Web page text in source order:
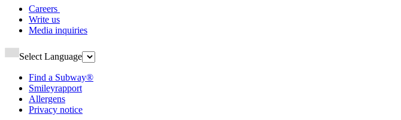
Careers ​​​​‌ ‍ ​‍​‍‌‍ ‌ ​‍‌‍‍‌‌‍‌ ‌‍‍‌‌‍ ‍​‍​‍​ ‍‍​‍​‍‌ ​ ‌‍​‌‌‍ ‍‌‍‍‌‌ ‌​‌ ‍‌​‍ ‍‌‍‍‌‌‍ ​‍​‍​‍ ​​‍​‍‌‍‍​‌ ​‍‌‍‌‌‌‍‌‍​‍​‍​ ‍‍​‍​‍‌‍‍​‌ ‌​‌ ‌​‌ ​​‌ ​ ​ ‍‍​‍ ​‍ ‌‍ ‍‌‍ ‌ ​‍‌‍‌​‌‍‍‌‌‍​ ​‍ ‌‌‍​‍‌‍‍‌‌ ‌​‌‍‌‌‌ ​ ​‍ ‌‌‍‌ ‌ ​‍‌‍ ‌ ‌‌‌ ​​​‍ ‌‌ ​ ‌ ‌​‌ ‌‌‌‍‌​‌‍‍‌‌‍ ​‍ ‍‌ ‌‍‌‍‌‌‌ ​‍‌‍​ ‌‍‌‌‌‍ ​​‍ ‍‌‍​‌‌ ​​‌ ​​​‍ ‌‍‍‌‌‍ ‍‌ ‌​‌‍‌‌‌‍ ‍‌ ‌​​‍ ‌‍‌‌‌‍‌​‌‍‍‌‌ ‌​​‍ ‌‍ ‌‌‍ ‌‍‌​‌‍‌‌​ ‌‌ ​​‌ ​‍‌‍‌‌‌ ​ ‌‍‌‌‌‍ ‍‌ ‌​‌‍​‌‌ ‌​‌‍‍‌‌‍ ‌‍ ‍​ ‍ ‌‍‍‌‌‍‌​​ ‌‌‍‌​​ ‍​​ ​​‌‍‌​​ ​‌‌‍‌‍‌‍​‌​ ‌ ​‍ ‌‌‍​‌​ ​‍​ ‍​​ ‍‌​‍ ‌​ ‌​‌‍‌‌​ ​ ​ ​‌​‍ ‌‌‍​‍​ ​‌‌‍‌​​ ‌‍​‍ ‌​ ‌‍​ ‌​​ ‌‍​ ​‍​ ‌‍​ ‌‌​ ‍​​ ‌ ​ ‌‌​ ​‍​ ‌‍​ ‌‌​ ‍ ‌ ‌​‌ ‍‌‌ ​​‌‍‌‌​ ‌‌ ‌ ‌‍‌‌‌‍​‍‌ ​ ‌‍‍‌‌ ‌​‌‍‌‌‌​ ‍‌‍​‌‌ ‌‍‌‍‍‌‌‍‌ ‌‍​‌‌ ‌​‌‍‍‌‌‍ ‌‍ ‍‌​‍‌‌ ‌​‌‍‌‌‌‍ ‌​ ‍ ‌ ​​‌‍​‌‌ ‌​‌‍‍​​ ‌‌‍ ​‌‍​‌‌‍​‍‌‍‌‌‌‍ ​​‍‌‌​ ‌‌‌​​‍‌‌ ‌‍‍ ‌‍‌‌‌ ‍‌​‍‌‌​ ​ ‌​‌​​‍‌‌​ ​ ‌​‌​​‍‌‌​ ​‍​ ​‍‌‍‌‌‌‍ ‍​‍‌‌​ ​‍​ ​‍​‍‌‌​ ‌‌‌​‌​​‍ ‍‌ ‌‍‌‍​‌‌‍ ​‌ ‌‌‌‍‌‌​ ‌‍​‍‌‍​‌‌ ​ ‌‍‌‌‌‌‌‌‌ ​‍‌‍ ​​ ‌‌‍‍​‌ ‌​‌ ‌​‌ ​​‌ ​ ​‍‌‌​ ​ ‌​​‌​‍‌‌​ ​‍‌​‌‍​‍‌‌​ ​‍‌​‌‍‌‍ ‍‌‍ ‌ ​‍‌‍‌​‌‍‍‌‌‍​ ​‍ ‌‌‍​‍‌‍‍‌‌ ‌​‌‍‌‌‌ ​ ​‍ ‌‌‍‌ ‌ ​‍‌‍ ‌ ‌‌‌ ​​​‍ ‌‌ ​ ‌ ‌​‌ ‌‌‌‍‌​‌‍‍‌‌‍ ​‍ ‍‌ ‌‍‌‍‌‌‌ ​‍‌‍​ ‌‍‌‌‌‍ ​​‍ ‍‌‍​‌‌ ​​‌ ​​​‍‌‍‌‍‍‌‌‍‌​​ ‌‌‍‌​​ ‍​​ ​​‌‍‌​​ ​‌‌‍‌‍‌‍​‌​ ‌ ​‍ ‌‌‍​‌​ ​‍​ ‍​​ ‍‌​‍ ‌​ ‌​‌‍‌‌​ ​ ​ ​‌​‍ ‌‌‍​‍​ ​‌‌‍‌​​ ‌‍​‍ ‌​ ‌‍​ ‌​​ ‌‍​ ​‍​ ‌‍​ ‌‌​ ‍​​ ‌ ​ ‌‌​ ​‍​ ‌‍​ ‌‌​‍‌‍‌ ‌​‌ ‍‌‌ ​​‌‍‌‌​ ‌‌ ‌ ‌‍‌‌‌‍​‍‌ ​ ‌‍‍‌‌ ‌​‌‍‌‌‌​ ‍‌‍​‌‌ ‌‍‌‍‍‌‌‍‌ ‌‍​‌‌ ‌​‌‍‍‌‌‍ ‌‍ ‍‌​‍‌‌ ‌​‌‍‌‌‌‍ ‌​‍‌‍‌ ​​‌‍​‌‌ ‌​‌‍‍​​ ‌‌‍ ​‌‍​‌‌‍​‍‌‍‌‌‌‍ ​​‍‌‌​ ‌‌‌​​‍‌‌ ‌‍‍ ‌‍‌‌‌ ‍‌​‍‌‌​ ​ ‌​‌​​‍‌‌​ ​ ‌​‌​​‍‌‌​ ​‍​ ​‍‌‍‌‌‌‍ ‍​‍‌‌​ ​‍​ ​‍​‍‌‌​ ‌‌‌​‌​​‍ ‍‌ ‌‍‌‍​‌‌‍ ​‌ ‌‌‌‍‌‌​‍‌‍‌ ​​‌‍‌‌‌ ​‍‌ ​ ‌ ​​‌‍‌‌‌‍​ ‌ ‌​‌‍‍‌‌ ‌‍‌‍‌‌​ ‌‌ ​​‌ ‌‌‌‍​‍‌‍ ​‌‍‍‌‌ ​ ‌‍‍​‌‍‌‌‌‍‌​​‍​‍‌ ‌
Write us​​​​‌ ‍ ​‍​‍‌‍ ‌ ​‍‌‍‍‌‌‍‌ ‌‍‍‌‌‍ ‍​‍​‍​ ‍‍​‍​‍‌ ​ ‌‍​‌‌‍ ‍‌‍‍‌‌ ‌​‌ ‍‌​‍ ‍‌‍‍‌‌‍ ​‍​‍​‍ ​​‍​‍‌‍‍​‌ ​‍‌‍‌‌‌‍‌‍​‍​‍​ ‍‍​‍​‍‌‍‍​‌ ‌​‌ ‌​‌ ​​‌ ​ ​ ‍‍​‍ ​‍ ‌‍ ‍‌‍ ‌ ​‍‌‍‌​‌‍‍‌‌‍​ ​‍ ‌‌‍​‍‌‍‍‌‌ ‌​‌‍‌‌‌ ​ ​‍ ‌‌‍‌ ‌ ​‍‌‍ ‌ ‌‌‌ ​​​‍ ‌‌ ​ ‌ ‌​‌ ‌‌‌‍‌​‌‍‍‌‌‍ ​‍ ‍‌ ‌‍‌‍‌‌‌ ​‍‌‍​ ‌‍‌‌‌‍ ​​‍ ‍‌‍​‌‌ ​​‌ ​​​‍ ‌‍‍‌‌‍ ‍‌ ‌​‌‍‌‌‌‍ ‍‌ ‌​​‍ ‌‍‌‌‌‍‌​‌‍‍‌‌ ‌​​‍ ‌‍ ‌‌‍ ‌‍‌​‌‍‌‌​ ‌‌ ​​‌ ​‍‌‍‌‌‌ ​ ‌‍‌‌‌‍ ‍‌ ‌​‌‍​‌‌ ‌​‌‍‍‌‌‍ ‌‍ ‍​ ‍ ‌‍‍‌‌‍‌​​ ‌‌‍​‍​ ‌ ​ ​‍‌‍‌‍​ ​​‌‍​‌​ ​‍​ ‌‍​‍ ‌​ ​​‌‍​ ​ ‌ ​ ​‍​‍ ‌​ ‌​‌‍‌​​ ‌ ​ ‌‍​‍ ‌‌‍​‍​ ‌​​ ‌ ‌‍‌‌​‍ ‌​ ​ ​ ‍‌‌‍​‌‌‍‌‍‌‍​‌​ ​‍​ ​‍‌‍​ ‌‍‌‍‌‍‌‍​ ‌‍​ ​‌​ ‍ ‌ ‌​‌ ‍‌‌ ​​‌‍‌‌​ ‌‌ ‌ ‌‍‌‌‌‍​‍‌ ​ ‌‍‍‌‌ ‌​‌‍‌‌‌​ ‍‌‍​‌‌ ‌‍‌‍‍‌‌‍‌ ‌‍​‌‌ ‌​‌‍‍‌‌‍ ‌‍ ‍‌​‍‌‌ ‌​‌‍‌‌‌‍ ‌​ ‍ ‌ ​​‌‍​‌‌ ‌​‌‍‍​​ ‌‌‍ ​‌‍​‌‌‍​‍‌‍‌‌‌‍ ​​‍‌‌​ ‌‌‌​​‍‌‌ ‌‍‍ ‌‍‌‌‌ ‍‌​‍‌‌​ ​ ‌​‌​​‍‌‌​ ​ ‌​‌​​‍‌‌​ ​‍​ ​‍‌‍‌‌‌‍ ‍​‍‌‌​ ​‍​ ​‍​‍‌‌​ ‌‌‌​‌​​‍ ‍‌ ‌‍‌‍​‌‌‍ ​‌ ‌‌‌‍‌‌​ ‌‍​‍‌‍​‌‌ ​ ‌‍‌‌‌‌‌‌‌ ​‍‌‍ ​​ ‌‌‍‍​‌ ‌​‌ ‌​‌ ​​‌ ​ ​‍‌‌​ ​ ‌​​‌​‍‌‌​ ​‍‌​‌‍​‍‌‌​ ​‍‌​‌‍‌‍ ‍‌‍ ‌ ​‍‌‍‌​‌‍‍‌‌‍​ ​‍ ‌‌‍​‍‌‍‍‌‌ ‌​‌‍‌‌‌ ​ ​‍ ‌‌‍‌ ‌ ​‍‌‍ ‌ ‌‌‌ ​​​‍ ‌‌ ​ ‌ ‌​‌ ‌‌‌‍‌​‌‍‍‌‌‍ ​‍ ‍‌ ‌‍‌‍‌‌‌ ​‍‌‍​ ‌‍‌‌‌‍ ​​‍ ‍‌‍​‌‌ ​​‌ ​​​‍‌‍‌‍‍‌‌‍‌​​ ‌‌‍​‍​ ‌ ​ ​‍‌‍‌‍​ ​​‌‍​‌​ ​‍​ ‌‍​‍ ‌​ ​​‌‍​ ​ ‌ ​ ​‍​‍ ‌​ ‌​‌‍‌​​ ‌ ​ ‌‍​‍ ‌‌‍​‍​ ‌​​ ‌ ‌‍‌‌​‍ ‌​ ​ ​ ‍‌‌‍​‌‌‍‌‍‌‍​‌​ ​‍​ ​‍‌‍​ ‌‍‌‍‌‍‌‍​ ‌‍​ ​‌​‍‌‍‌ ‌​‌ ‍‌‌ ​​‌‍‌‌​ ‌‌ ‌ ‌‍‌‌‌‍​‍‌ ​ ‌‍‍‌‌ ‌​‌‍‌‌‌​ ‍‌‍​‌‌ ‌‍‌‍‍‌‌‍‌ ‌‍​‌‌ ‌​‌‍‍‌‌‍ ‌‍ ‍‌​‍‌‌ ‌​‌‍‌‌‌‍ ‌​‍‌‍‌ ​​‌‍​‌‌ ‌​‌‍‍​​ ‌‌‍ ​‌‍​‌‌‍​‍‌‍‌‌‌‍ ​​‍‌‌​ ‌‌‌​​‍‌‌ ‌‍‍ ‌‍‌‌‌ ‍‌​‍‌‌​ ​ ‌​‌​​‍‌‌​ ​ ‌​‌​​‍‌‌​ ​‍​ ​‍‌‍‌‌‌‍ ‍​‍‌‌​ ​‍​ ​‍​‍‌‌​ ‌‌‌​‌​​‍ ‍‌ ‌‍‌‍​‌‌‍ ​‌ ‌‌‌‍‌‌​‍‌‍‌ ​​‌‍‌‌‌ ​‍‌ ​ ‌ ​​‌‍‌‌‌‍​ ‌ ‌​‌‍‍‌‌ ‌‍‌‍‌‌​ ‌‌ ​​‌ ‌‌‌‍​‍‌‍ ​‌‍‍‌‌ ​ ‌‍‍​‌‍‌‌‌‍‌​​‍​‍‌ ‌
Media inquiries​​​​‌ ‍ ​‍​‍‌‍ ‌ ​‍‌‍‍‌‌‍‌ ‌‍‍‌‌‍ ‍​‍​‍​ ‍‍​‍​‍‌ ​ ‌‍​‌‌‍ ‍‌‍‍‌‌ ‌​‌ ‍‌​‍ ‍‌‍‍‌‌‍ ​‍​‍​‍ ​​‍​‍‌‍‍​‌ ​‍‌‍‌‌‌‍‌‍​‍​‍​ ‍‍​‍​‍‌‍‍​‌ ‌​‌ ‌​‌ ​​‌ ​ ​ ‍‍​‍ ​‍ ‌‍ ‍‌‍ ‌ ​‍‌‍‌​‌‍‍‌‌‍​ ​‍ ‌‌‍​‍‌‍‍‌‌ ‌​‌‍‌‌‌ ​ ​‍ ‌‌‍‌ ‌ ​‍‌‍ ‌ ‌‌‌ ​​​‍ ‌‌ ​ ‌ ‌​‌ ‌‌‌‍‌​‌‍‍‌‌‍ ​‍ ‍‌ ‌‍‌‍‌‌‌ ​‍‌‍​ ‌‍‌‌‌‍ ​​‍ ‍‌‍​‌‌ ​​‌ ​​​‍ ‌‍‍‌‌‍ ‍‌ ‌​‌‍‌‌‌‍ ‍‌ ‌​​‍ ‌‍‌‌‌‍‌​‌‍‍‌‌ ‌​​‍ ‌‍ ‌‌‍ ‌‍‌​‌‍‌‌​ ‌‌ ​​‌ ​‍‌‍‌‌‌ ​ ‌‍‌‌‌‍ ‍‌ ‌​‌‍​‌‌ ‌​‌‍‍‌‌‍ ‌‍ ‍​ ‍ ‌‍‍‌‌‍‌​​ ‌​ ‌‍​ ‌​​ ​ ‌‍‌​​ ‍‌​ ‍‌​ ‌‌‌‍‌‍​‍ ‌​ ​​‌‍‌‍‌‍​‌​ ‌‍​‍ ‌​ ‌​‌‍‌‍​ ‌‌​ ‌​​‍ ‌‌‍​‌​ ​ ​ ​‍​ ‌ ​‍ ‌​ ​‍‌‍‌‌‌‍‌‍‌‍​‌​ ​‍​ ​‍​ ​ ​ ‌ ‌‍‌‌​ ​​​ ​​​ ‌ ​ ‍ ‌ ‌​‌ ‍‌‌ ​​‌‍‌‌​ ‌‌ ‌ ‌‍‌‌‌‍​‍‌ ​ ‌‍‍‌‌ ‌​‌‍‌‌‌​ ‍‌‍​‌‌ ‌‍‌‍‍‌‌‍‌ ‌‍​‌‌ ‌​‌‍‍‌‌‍ ‌‍ ‍‌​‍‌‌ ‌​‌‍‌‌‌‍ ‌​ ‍ ‌ ​​‌‍​‌‌ ‌​‌‍‍​​ ‌‌‍ ​‌‍​‌‌‍​‍‌‍‌‌‌‍ ​​‍‌‌​ ‌‌‌​​‍‌‌ ‌‍‍ ‌‍‌‌‌ ‍‌​‍‌‌​ ​ ‌​‌​​‍‌‌​ ​ ‌​‌​​‍‌‌​ ​‍​ ​‍‌‍‌‌‌‍ ‍​‍‌‌​ ​‍​ ​‍​‍‌‌​ ‌‌‌​‌​​‍ ‍‌ ‌‍‌‍​‌‌‍ ​‌ ‌‌‌‍‌‌​ ‌‍​‍‌‍​‌‌ ​ ‌‍‌‌‌‌‌‌‌ ​‍‌‍ ​​ ‌‌‍‍​‌ ‌​‌ ‌​‌ ​​‌ ​ ​‍‌‌​ ​ ‌​​‌​‍‌‌​ ​‍‌​‌‍​‍‌‌​ ​‍‌​‌‍‌‍ ‍‌‍ ‌ ​‍‌‍‌​‌‍‍‌‌‍​ ​‍ ‌‌‍​‍‌‍‍‌‌ ‌​‌‍‌‌‌ ​ ​‍ ‌‌‍‌ ‌ ​‍‌‍ ‌ ‌‌‌ ​​​‍ ‌‌ ​ ‌ ‌​‌ ‌‌‌‍‌​‌‍‍‌‌‍ ​‍ ‍‌ ‌‍‌‍‌‌‌ ​‍‌‍​ ‌‍‌‌‌‍ ​​‍ ‍‌‍​‌‌ ​​‌ ​​​‍‌‍‌‍‍‌‌‍‌​​ ‌​ ‌‍​ ‌​​ ​ ‌‍‌​​ ‍‌​ ‍‌​ ‌‌‌‍‌‍​‍ ‌​ ​​‌‍‌‍‌‍​‌​ ‌‍​‍ ‌​ ‌​‌‍‌‍​ ‌‌​ ‌​​‍ ‌‌‍​‌​ ​ ​ ​‍​ ‌ ​‍ ‌​ ​‍‌‍‌‌‌‍‌‍‌‍​‌​ ​‍​ ​‍​ ​ ​ ‌ ‌‍‌‌​ ​​​ ​​​ ‌ ​‍‌‍‌ ‌​‌ ‍‌‌ ​​‌‍‌‌​ ‌‌ ‌ ‌‍‌‌‌‍​‍‌ ​ ‌‍‍‌‌ ‌​‌‍‌‌‌​ ‍‌‍​‌‌ ‌‍‌‍‍‌‌‍‌ ‌‍​‌‌ ‌​‌‍‍‌‌‍ ‌‍ ‍‌​‍‌‌ ‌​‌‍‌‌‌‍ ‌​‍‌‍‌ ​​‌‍​‌‌ ‌​‌‍‍​​ ‌‌‍ ​‌‍​‌‌‍​‍‌‍‌‌‌‍ ​​‍‌‌​ ‌‌‌​​‍‌‌ ‌‍‍ ‌‍‌‌‌ ‍‌​‍‌‌​ ​ ‌​‌​​‍‌‌​ ​ ‌​‌​​‍‌‌​ ​‍​ ​‍‌‍‌‌‌‍ ‍​‍‌‌​ ​‍​ ​‍​‍‌‌​ ‌‌‌​‌​​‍ ‍‌ ‌‍‌‍​‌‌‍ ​‌ ‌‌‌‍‌‌​‍‌‍‌ ​​‌‍‌‌‌ ​‍‌ ​ ‌ ​​‌‍‌‌‌‍​ ‌ ‌​‌‍‍‌‌ ‌‍‌‍‌‌​ ‌‌ ​​‌ ‌‌‌‍​‍‌‍ ​‌‍‍‌‌ ​ ‌‍‍​‌‍‌‌‌‍‌​​‍​‍‌ ‌
Select Language
Find a Subway®​​​​‌ ‍ ​‍​‍‌‍ ‌ ​‍‌‍‍‌‌‍‌ ‌‍‍‌‌‍ ‍​‍​‍​ ‍‍​‍​‍‌ ​ ‌‍​‌‌‍ ‍‌‍‍‌‌ ‌​‌ ‍‌​‍ ‍‌‍‍‌‌‍ ​‍​‍​‍ ​​‍​‍‌‍‍​‌ ​‍‌‍‌‌‌‍‌‍​‍​‍​ ‍‍​‍​‍‌‍‍​‌ ‌​‌ ‌​‌ ​​‌ ​ ​ ‍‍​‍ ​‍ ‌‍ ‍‌‍ ‌ ​‍‌‍‌​‌‍‍‌‌‍​ ​‍ ‌‌‍​‍‌‍‍‌‌ ‌​‌‍‌‌‌ ​ ​‍ ‌‌‍‌ ‌ ​‍‌‍ ‌ ‌‌‌ ​​​‍ ‌‌ ​ ‌ ‌​‌ ‌‌‌‍‌​‌‍‍‌‌‍ ​‍ ‍‌ ‌‍‌‍‌‌‌ ​‍‌‍​ ‌‍‌‌‌‍ ​​‍ ‍‌‍​‌‌ ​​‌ ​​​‍ ‌‍‍‌‌‍ ‍‌ ‌​‌‍‌‌‌‍ ‍‌ ‌​​‍ ‌‍‌‌‌‍‌​‌‍‍‌‌ ‌​​‍ ‌‍ ‌‌‍ ‌‍‌​‌‍‌‌​ ‌‌ ​​‌ ​‍‌‍‌‌‌ ​ ‌‍‌‌‌‍ ‍‌ ‌​‌‍​‌‌ ‌​‌‍‍‌‌‍ ‌‍ ‍​ ‍ ‌‍‍‌‌‍‌​​ ‌‌‍​‍​ ​‌​ ‌​​ ‌‍​ ‌ ​ ‍​​ ‍​​ ​‍​‍ ‌​ ‌‍​ ‌‌​ ‌​‌‍‌‍​‍ ‌​ ‌​​ ‌‍​ ​‌​ ‌‍​‍ ‌​ ‍‌​ ‍‌​ ‌‌​ ‌‌​‍ ‌‌‍‌‍​ ‍​‌‍​‍‌‍‌​​ ‍‌​ ​‌‌‍​‍​ ‍​​ ‍​‌‍‌‌​ ​ ​ ‍​​ ‍ ‌ ‌​‌ ‍‌‌ ​​‌‍‌‌​ ‌‌ ‌ ‌‍‌‌‌‍​‍‌ ​ ‌‍‍‌‌ ‌​‌‍‌‌‌​ ‍‌‍​‌‌ ‌‍‌‍‍‌‌‍‌ ‌‍​‌‌ ‌​‌‍‍‌‌‍ ‌‍ ‍‌​‍‌‌ ‌​‌‍‌‌‌‍ ‌​ ‍ ‌ ​​‌‍​‌‌ ‌​‌‍‍​​ ‌‌‍ ​‌‍​‌‌‍​‍‌‍‌‌‌‍ ​​‍‌‌​ ‌‌‌​​‍‌‌ ‌‍‍ ‌‍‌‌‌ ‍‌​‍‌‌​ ​ ‌​‌​​‍‌‌​ ​ ‌​‌​​‍‌‌​ ​‍​ ​‍‌‍‌‌‌‍ ‍​‍‌‌​ ​‍​ ​‍​‍‌‌​ ‌‌‌​‌​​‍ ‍‌ ‌‍‌‍​‌‌‍ ​‌ ‌‌‌‍‌‌​ ‌‍​‍‌‍​‌‌ ​ ‌‍‌‌‌‌‌‌‌ ​‍‌‍ ​​ ‌‌‍‍​‌ ‌​‌ ‌​‌ ​​‌ ​ ​‍‌‌​ ​ ‌​​‌​‍‌‌​ ​‍‌​‌‍​‍‌‌​ ​‍‌​‌‍‌‍ ‍‌‍ ‌ ​‍‌‍‌​‌‍‍‌‌‍​ ​‍ ‌‌‍​‍‌‍‍‌‌ ‌​‌‍‌‌‌ ​ ​‍ ‌‌‍‌ ‌ ​‍‌‍ ‌ ‌‌‌ ​​​‍ ‌‌ ​ ‌ ‌​‌ ‌‌‌‍‌​‌‍‍‌‌‍ ​‍ ‍‌ ‌‍‌‍‌‌‌ ​‍‌‍​ ‌‍‌‌‌‍ ​​‍ ‍‌‍​‌‌ ​​‌ ​​​‍‌‍‌‍‍‌‌‍‌​​ ‌‌‍​‍​ ​‌​ ‌​​ ‌‍​ ‌ ​ ‍​​ ‍​​ ​‍​‍ ‌​ ‌‍​ ‌‌​ ‌​‌‍‌‍​‍ ‌​ ‌​​ ‌‍​ ​‌​ ‌‍​‍ ‌​ ‍‌​ ‍‌​ ‌‌​ ‌‌​‍ ‌‌‍‌‍​ ‍​‌‍​‍‌‍‌​​ ‍‌​ ​‌‌‍​‍​ ‍​​ ‍​‌‍‌‌​ ​ ​ ‍​​‍‌‍‌ ‌​‌ ‍‌‌ ​​‌‍‌‌​ ‌‌ ‌ ‌‍‌‌‌‍​‍‌ ​ ‌‍‍‌‌ ‌​‌‍‌‌‌​ ‍‌‍​‌‌ ‌‍‌‍‍‌‌‍‌ ‌‍​‌‌ ‌​‌‍‍‌‌‍ ‌‍ ‍‌​‍‌‌ ‌​‌‍‌‌‌‍ ‌​‍‌‍‌ ​​‌‍​‌‌ ‌​‌‍‍​​ ‌‌‍ ​‌‍​‌‌‍​‍‌‍‌‌‌‍ ​​‍‌‌​ ‌‌‌​​‍‌‌ ‌‍‍ ‌‍‌‌‌ ‍‌​‍‌‌​ ​ ‌​‌​​‍‌‌​ ​ ‌​‌​​‍‌‌​ ​‍​ ​‍‌‍‌‌‌‍ ‍​‍‌‌​ ​‍​ ​‍​‍‌‌​ ‌‌‌​‌​​‍ ‍‌ ‌‍‌‍​‌‌‍ ​‌ ‌‌‌‍‌‌​‍‌‍‌ ​​‌‍‌‌‌ ​‍‌ ​ ‌ ​​‌‍‌‌‌‍​ ‌ ‌​‌‍‍‌‌ ‌‍‌‍‌‌​ ‌‌ ​​‌ ‌‌‌‍​‍‌‍ ​‌‍‍‌‌ ​ ‌‍‍​‌‍‌‌‌‍‌​​‍​‍‌ ‌
Smileyrapport​​​​‌ ‍ ​‍​‍‌‍ ‌ ​‍‌‍‍‌‌‍‌ ‌‍‍‌‌‍ ‍​‍​‍​ ‍‍​‍​‍‌ ​ ‌‍​‌‌‍ ‍‌‍‍‌‌ ‌​‌ ‍‌​‍ ‍‌‍‍‌‌‍ ​‍​‍​‍ ​​‍​‍‌‍‍​‌ ​‍‌‍‌‌‌‍‌‍​‍​‍​ ‍‍​‍​‍‌‍‍​‌ ‌​‌ ‌​‌ ​​‌ ​ ​ ‍‍​‍ ​‍ ‌‍ ‍‌‍ ‌ ​‍‌‍‌​‌‍‍‌‌‍​ ​‍ ‌‌‍​‍‌‍‍‌‌ ‌​‌‍‌‌‌ ​ ​‍ ‌‌‍‌ ‌ ​‍‌‍ ‌ ‌‌‌ ​​​‍ ‌‌ ​ ‌ ‌​‌ ‌‌‌‍‌​‌‍‍‌‌‍ ​‍ ‍‌ ‌‍‌‍‌‌‌ ​‍‌‍​ ‌‍‌‌‌‍ ​​‍ ‍‌‍​‌‌ ​​‌ ​​​‍ ‌‍‍‌‌‍ ‍‌ ‌​‌‍‌‌‌‍ ‍‌ ‌​​‍ ‌‍‌‌‌‍‌​‌‍‍‌‌ ‌​​‍ ‌‍ ‌‌‍ ‌‍‌​‌‍‌‌​ ‌‌ ​​‌ ​‍‌‍‌‌‌ ​ ‌‍‌‌‌‍ ‍‌ ‌​‌‍​‌‌ ‌​‌‍‍‌‌‍ ‌‍ ‍​ ‍ ‌‍‍‌‌‍‌​​ ‌‌‍​‍​ ‌ ​ ​​‌‍‌‍‌‍‌‌​ ‍​‌‍‌‌​ ‌‍​‍ ‌‌‍​ ‌‍‌‌‌‍‌​​ ‌‍​‍ ‌​ ‌​‌‍​‍​ ​ ​ ​‌​‍ ‌​ ‍‌​ ​​‌‍‌‌​ ‌‍​‍ ‌​ ‌‍​ ​ ‌‍‌‌​ ​ ​ ​​‌‍​ ​ ‍‌​ ​​​ ‌​​ ​ ​ ​‍​ ‍​​ ‍ ‌ ‌​‌ ‍‌‌ ​​‌‍‌‌​ ‌‌ ‌ ‌‍‌‌‌‍​‍‌ ​ ‌‍‍‌‌ ‌​‌‍‌‌‌​ ‍‌‍​‌‌ ‌‍‌‍‍‌‌‍‌ ‌‍​‌‌ ‌​‌‍‍‌‌‍ ‌‍ ‍‌​‍‌‌ ‌​‌‍‌‌‌‍ ‌​ ‍ ‌ ​​‌‍​‌‌ ‌​‌‍‍​​ ‌‌‍ ​‌‍​‌‌‍​‍‌‍‌‌‌‍ ​​‍‌‌​ ‌‌‌​​‍‌‌ ‌‍‍ ‌‍‌‌‌ ‍‌​‍‌‌​ ​ ‌​‌​​‍‌‌​ ​ ‌​‌​​‍‌‌​ ​‍​ ​‍‌‍‌‌‌‍ ‍​‍‌‌​ ​‍​ ​‍​‍‌‌​ ‌‌‌​‌​​‍ ‍‌ ‌‍‌‍​‌‌‍ ​‌ ‌‌‌‍‌‌​ ‌‍​‍‌‍​‌‌ ​ ‌‍‌‌‌‌‌‌‌ ​‍‌‍ ​​ ‌‌‍‍​‌ ‌​‌ ‌​‌ ​​‌ ​ ​‍‌‌​ ​ ‌​​‌​‍‌‌​ ​‍‌​‌‍​‍‌‌​ ​‍‌​‌‍‌‍ ‍‌‍ ‌ ​‍‌‍‌​‌‍‍‌‌‍​ ​‍ ‌‌‍​‍‌‍‍‌‌ ‌​‌‍‌‌‌ ​ ​‍ ‌‌‍‌ ‌ ​‍‌‍ ‌ ‌‌‌ ​​​‍ ‌‌ ​ ‌ ‌​‌ ‌‌‌‍‌​‌‍‍‌‌‍ ​‍ ‍‌ ‌‍‌‍‌‌‌ ​‍‌‍​ ‌‍‌‌‌‍ ​​‍ ‍‌‍​‌‌ ​​‌ ​​​‍‌‍‌‍‍‌‌‍‌​​ ‌‌‍​‍​ ‌ ​ ​​‌‍‌‍‌‍‌‌​ ‍​‌‍‌‌​ ‌‍​‍ ‌‌‍​ ‌‍‌‌‌‍‌​​ ‌‍​‍ ‌​ ‌​‌‍​‍​ ​ ​ ​‌​‍ ‌​ ‍‌​ ​​‌‍‌‌​ ‌‍​‍ ‌​ ‌‍​ ​ ‌‍‌‌​ ​ ​ ​​‌‍​ ​ ‍‌​ ​​​ ‌​​ ​ ​ ​‍​ ‍​​‍‌‍‌ ‌​‌ ‍‌‌ ​​‌‍‌‌​ ‌‌ ‌ ‌‍‌‌‌‍​‍‌ ​ ‌‍‍‌‌ ‌​‌‍‌‌‌​ ‍‌‍​‌‌ ‌‍‌‍‍‌‌‍‌ ‌‍​‌‌ ‌​‌‍‍‌‌‍ ‌‍ ‍‌​‍‌‌ ‌​‌‍‌‌‌‍ ‌​‍‌‍‌ ​​‌‍​‌‌ ‌​‌‍‍​​ ‌‌‍ ​‌‍​‌‌‍​‍‌‍‌‌‌‍ ​​‍‌‌​ ‌‌‌​​‍‌‌ ‌‍‍ ‌‍‌‌‌ ‍‌​‍‌‌​ ​ ‌​‌​​‍‌‌​ ​ ‌​‌​​‍‌‌​ ​‍​ ​‍‌‍‌‌‌‍ ‍​‍‌‌​ ​‍​ ​‍​‍‌‌​ ‌‌‌​‌​​‍ ‍‌ ‌‍‌‍​‌‌‍ ​‌ ‌‌‌‍‌‌​‍‌‍‌ ​​‌‍‌‌‌ ​‍‌ ​ ‌ ​​‌‍‌‌‌‍​ ‌ ‌​‌‍‍‌‌ ‌‍‌‍‌‌​ ‌‌ ​​‌ ‌‌‌‍​‍‌‍ ​‌‍‍‌‌ ​ ‌‍‍​‌‍‌‌‌‍‌​​‍​‍‌ ‌
Allergens​​​​‌ ‍ ​‍​‍‌‍ ‌ ​‍‌‍‍‌‌‍‌ ‌‍‍‌‌‍ ‍​‍​‍​ ‍‍​‍​‍‌ ​ ‌‍​‌‌‍ ‍‌‍‍‌‌ ‌​‌ ‍‌​‍ ‍‌‍‍‌‌‍ ​‍​‍​‍ ​​‍​‍‌‍‍​‌ ​‍‌‍‌‌‌‍‌‍​‍​‍​ ‍‍​‍​‍‌‍‍​‌ ‌​‌ ‌​‌ ​​‌ ​ ​ ‍‍​‍ ​‍ ‌‍ ‍‌‍ ‌ ​‍‌‍‌​‌‍‍‌‌‍​ ​‍ ‌‌‍​‍‌‍‍‌‌ ‌​‌‍‌‌‌ ​ ​‍ ‌‌‍‌ ‌ ​‍‌‍ ‌ ‌‌‌ ​​​‍ ‌‌ ​ ‌ ‌​‌ ‌‌‌‍‌​‌‍‍‌‌‍ ​‍ ‍‌ ‌‍‌‍‌‌‌ ​‍‌‍​ ‌‍‌‌‌‍ ​​‍ ‍‌‍​‌‌ ​​‌ ​​​‍ ‌‍‍‌‌‍ ‍‌ ‌​‌‍‌‌‌‍ ‍‌ ‌​​‍ ‌‍‌‌‌‍‌​‌‍‍‌‌ ‌​​‍ ‌‍ ‌‌‍ ‌‍‌​‌‍‌‌​ ‌‌ ​​‌ ​‍‌‍‌‌‌ ​ ‌‍‌‌‌‍ ‍‌ ‌​‌‍​‌‌ ‌​‌‍‍‌‌‍ ‌‍ ‍​ ‍ ‌‍‍‌‌‍‌​​ ‌​ ‌​​ ‍​​ ‌ ‌‍​‍​ ‌​​ ​‌​ ​​‌‍‌​​‍ ‌‌‍‌​​ ‍​‌‍​‍‌‍​‍​‍ ‌​ ‌​‌‍‌‍​ ​​​ ‌​​‍ ‌‌‍​‍​ ‌ ​ ‌ ​ ​ ​‍ ‌​ ‌‍​ ‍‌‌‍‌‍​ ‌​​ ‍​‌‍​ ​ ​‌‌‍‌‍‌‍​ ‌‍‌‍​ ‌‍​ ‌‌​ ‍ ‌ ‌​‌ ‍‌‌ ​​‌‍‌‌​ ‌‌ ‌ ‌‍‌‌‌‍​‍‌ ​ ‌‍‍‌‌ ‌​‌‍‌‌‌​ ‍‌‍​‌‌ ‌‍‌‍‍‌‌‍‌ ‌‍​‌‌ ‌​‌‍‍‌‌‍ ‌‍ ‍‌​‍‌‌ ‌​‌‍‌‌‌‍ ‌​ ‍ ‌ ​​‌‍​‌‌ ‌​‌‍‍​​ ‌‌‍ ​‌‍​‌‌‍​‍‌‍‌‌‌‍ ​​‍‌‌​ ‌‌‌​​‍‌‌ ‌‍‍ ‌‍‌‌‌ ‍‌​‍‌‌​ ​ ‌​‌​​‍‌‌​ ​ ‌​‌​​‍‌‌​ ​‍​ ​‍‌‍‌‌‌‍ ‍​‍‌‌​ ​‍​ ​‍​‍‌‌​ ‌‌‌​‌​​‍ ‍‌ ‌‍‌‍​‌‌‍ ​‌ ‌‌‌‍‌‌​ ‌‍​‍‌‍​‌‌ ​ ‌‍‌‌‌‌‌‌‌ ​‍‌‍ ​​ ‌‌‍‍​‌ ‌​‌ ‌​‌ ​​‌ ​ ​‍‌‌​ ​ ‌​​‌​‍‌‌​ ​‍‌​‌‍​‍‌‌​ ​‍‌​‌‍‌‍ ‍‌‍ ‌ ​‍‌‍‌​‌‍‍‌‌‍​ ​‍ ‌‌‍​‍‌‍‍‌‌ ‌​‌‍‌‌‌ ​ ​‍ ‌‌‍‌ ‌ ​‍‌‍ ‌ ‌‌‌ ​​​‍ ‌‌ ​ ‌ ‌​‌ ‌‌‌‍‌​‌‍‍‌‌‍ ​‍ ‍‌ ‌‍‌‍‌‌‌ ​‍‌‍​ ‌‍‌‌‌‍ ​​‍ ‍‌‍​‌‌ ​​‌ ​​​‍‌‍‌‍‍‌‌‍‌​​ ‌​ ‌​​ ‍​​ ‌ ‌‍​‍​ ‌​​ ​‌​ ​​‌‍‌​​‍ ‌‌‍‌​​ ‍​‌‍​‍‌‍​‍​‍ ‌​ ‌​‌‍‌‍​ ​​​ ‌​​‍ ‌‌‍​‍​ ‌ ​ ‌ ​ ​ ​‍ ‌​ ‌‍​ ‍‌‌‍‌‍​ ‌​​ ‍​‌‍​ ​ ​‌‌‍‌‍‌‍​ ‌‍‌‍​ ‌‍​ ‌‌​‍‌‍‌ ‌​‌ ‍‌‌ ​​‌‍‌‌​ ‌‌ ‌ ‌‍‌‌‌‍​‍‌ ​ ‌‍‍‌‌ ‌​‌‍‌‌‌​ ‍‌‍​‌‌ ‌‍‌‍‍‌‌‍‌ ‌‍​‌‌ ‌​‌‍‍‌‌‍ ‌‍ ‍‌​‍‌‌ ‌​‌‍‌‌‌‍ ‌​‍‌‍‌ ​​‌‍​‌‌ ‌​‌‍‍​​ ‌‌‍ ​‌‍​‌‌‍​‍‌‍‌‌‌‍ ​​‍‌‌​ ‌‌‌​​‍‌‌ ‌‍‍ ‌‍‌‌‌ ‍‌​‍‌‌​ ​ ‌​‌​​‍‌‌​ ​ ‌​‌​​‍‌‌​ ​‍​ ​‍‌‍‌‌‌‍ ‍​‍‌‌​ ​‍​ ​‍​‍‌‌​ ‌‌‌​‌​​‍ ‍‌ ‌‍‌‍​‌‌‍ ​‌ ‌‌‌‍‌‌​‍‌‍‌ ​​‌‍‌‌‌ ​‍‌ ​ ‌ ​​‌‍‌‌‌‍​ ‌ ‌​‌‍‍‌‌ ‌‍‌‍‌‌​ ‌‌ ​​‌ ‌‌‌‍​‍‌‍ ​‌‍‍‌‌ ​ ‌‍‍​‌‍‌‌‌‍‌​​‍​‍‌ ‌
Privacy notice​​​​‌ ‍ ​‍​‍‌‍ ‌ ​‍‌‍‍‌‌‍‌ ‌‍‍‌‌‍ ‍​‍​‍​ ‍‍​‍​‍‌ ​ ‌‍​‌‌‍ ‍‌‍‍‌‌ ‌​‌ ‍‌​‍ ‍‌‍‍‌‌‍ ​‍​‍​‍ ​​‍​‍‌‍‍​‌ ​‍‌‍‌‌‌‍‌‍​‍​‍​ ‍‍​‍​‍‌‍‍​‌ ‌​‌ ‌​‌ ​​‌ ​ ​ ‍‍​‍ ​‍ ‌‍ ‍‌‍ ‌ ​‍‌‍‌​‌‍‍‌‌‍​ ​‍ ‌‌‍​‍‌‍‍‌‌ ‌​‌‍‌‌‌ ​ ​‍ ‌‌‍‌ ‌ ​‍‌‍ ‌ ‌‌‌ ​​​‍ ‌‌ ​ ‌ ‌​‌ ‌‌‌‍‌​‌‍‍‌‌‍ ​‍ ‍‌ ‌‍‌‍‌‌‌ ​‍‌‍​ ‌‍‌‌‌‍ ​​‍ ‍‌‍​‌‌ ​​‌ ​​​‍ ‌‍‍‌‌‍ ‍‌ ‌​‌‍‌‌‌‍ ‍‌ ‌​​‍ ‌‍‌‌‌‍‌​‌‍‍‌‌ ‌​​‍ ‌‍ ‌‌‍ ‌‍‌​‌‍‌‌​ ‌‌ ​​‌ ​‍‌‍‌‌‌ ​ ‌‍‌‌‌‍ ‍‌ ‌​‌‍​‌‌ ‌​‌‍‍‌‌‍ ‌‍ ‍​ ‍ ‌‍‍‌‌‍‌​​ ‌​ ‍‌​ ‍​‌‍​‍‌‍‌​‌‍​‍​ ‌​​ ‌ ​ ​‍​‍ ‌‌‍‌​‌‍​ ‌‍‌‌‌‍‌‍​‍ ‌​ ‌​​ ‍​​ ​‍​ ‌‍​‍ ‌‌‍​‌‌‍​ ‌‍​ ​ ‌ ​‍ ‌​ ​ ​ ​ ​ ‌‌​ ​​‌‍​‌​ ‌‌​ ​‍‌‍​ ‌‍‌​​ ‌​‌‍‌‌​ ‌‌​ ‍ ‌ ‌​‌ ‍‌‌ ​​‌‍‌‌​ ‌‌ ‌ ‌‍‌‌‌‍​‍‌ ​ ‌‍‍‌‌ ‌​‌‍‌‌‌​ ‍‌‍​‌‌ ‌‍‌‍‍‌‌‍‌ ‌‍​‌‌ ‌​‌‍‍‌‌‍ ‌‍ ‍‌​‍‌‌ ‌​‌‍‌‌‌‍ ‌​ ‍ ‌ ​​‌‍​‌‌ ‌​‌‍‍​​ ‌‌‍ ​‌‍​‌‌‍​‍‌‍‌‌‌‍ ​​‍‌‌​ ‌‌‌​​‍‌‌ ‌‍‍ ‌‍‌‌‌ ‍‌​‍‌‌​ ​ ‌​‌​​‍‌‌​ ​ ‌​‌​​‍‌‌​ ​‍​ ​‍‌‍‌‌‌‍ ‍​‍‌‌​ ​‍​ ​‍​‍‌‌​ ‌‌‌​‌​​‍ ‍‌ ‌‍‌‍​‌‌‍ ​‌ ‌‌‌‍‌‌​ ‌‍​‍‌‍​‌‌ ​ ‌‍‌‌‌‌‌‌‌ ​‍‌‍ ​​ ‌‌‍‍​‌ ‌​‌ ‌​‌ ​​‌ ​ ​‍‌‌​ ​ ‌​​‌​‍‌‌​ ​‍‌​‌‍​‍‌‌​ ​‍‌​‌‍‌‍ ‍‌‍ ‌ ​‍‌‍‌​‌‍‍‌‌‍​ ​‍ ‌‌‍​‍‌‍‍‌‌ ‌​‌‍‌‌‌ ​ ​‍ ‌‌‍‌ ‌ ​‍‌‍ ‌ ‌‌‌ ​​​‍ ‌‌ ​ ‌ ‌​‌ ‌‌‌‍‌​‌‍‍‌‌‍ ​‍ ‍‌ ‌‍‌‍‌‌‌ ​‍‌‍​ ‌‍‌‌‌‍ ​​‍ ‍‌‍​‌‌ ​​‌ ​​​‍‌‍‌‍‍‌‌‍‌​​ ‌​ ‍‌​ ‍​‌‍​‍‌‍‌​‌‍​‍​ ‌​​ ‌ ​ ​‍​‍ ‌‌‍‌​‌‍​ ‌‍‌‌‌‍‌‍​‍ ‌​ ‌​​ ‍​​ ​‍​ ‌‍​‍ ‌‌‍​‌‌‍​ ‌‍​ ​ ‌ ​‍ ‌​ ​ ​ ​ ​ ‌‌​ ​​‌‍​‌​ ‌‌​ ​‍‌‍​ ‌‍‌​​ ‌​‌‍‌‌​ ‌‌​‍‌‍‌ ‌​‌ ‍‌‌ ​​‌‍‌‌​ ‌‌ ‌ ‌‍‌‌‌‍​‍‌ ​ ‌‍‍‌‌ ‌​‌‍‌‌‌​ ‍‌‍​‌‌ ‌‍‌‍‍‌‌‍‌ ‌‍​‌‌ ‌​‌‍‍‌‌‍ ‌‍ ‍‌​‍‌‌ ‌​‌‍‌‌‌‍ ‌​‍‌‍‌ ​​‌‍​‌‌ ‌​‌‍‍​​ ‌‌‍ ​‌‍​‌‌‍​‍‌‍‌‌‌‍ ​​‍‌‌​ ‌‌‌​​‍‌‌ ‌‍‍ ‌‍‌‌‌ ‍‌​‍‌‌​ ​ ‌​‌​​‍‌‌​ ​ ‌​‌​​‍‌‌​ ​‍​ ​‍‌‍‌‌‌‍ ‍​‍‌‌​ ​‍​ ​‍​‍‌‌​ ‌‌‌​‌​​‍ ‍‌ ‌‍‌‍​‌‌‍ ​‌ ‌‌‌‍‌‌​‍‌‍‌ ​​‌‍‌‌‌ ​‍‌ ​ ‌ ​​‌‍‌‌‌‍​ ‌ ‌​‌‍‍‌‌ ‌‍‌‍‌‌​ ‌‌ ​​‌ ‌‌‌‍​‍‌‍ ​‌‍‍‌‌ ​ ‌‍‍​‌‍‌‌‌‍‌​​‍​‍‌ ‌